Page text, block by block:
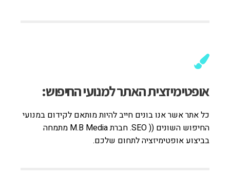
אופטימיזצית האתר למנועי החיפוש:
כל אתר אשר אנו בונים חייב להיות מותאם לקידום במנועי
החיפוש השונים (( SEO. חברת M.B Media מתמחה
בביצוע אופטימיזציה לתחום שלכם.